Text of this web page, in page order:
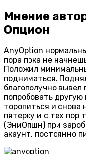
Мнение
Опцион
AnyOption
пора пока не
Положил
подниматься.
благополучно
попробовать
торопиться и снова
пятерку и с тех пор
(ЭниОпшн) при
акаунт, постоянно